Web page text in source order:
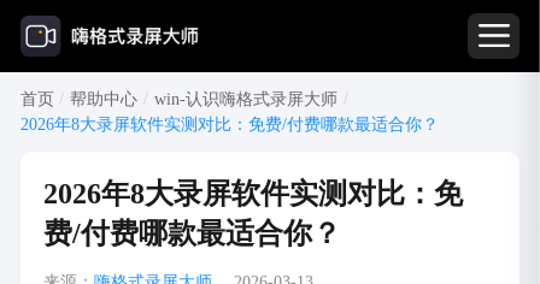
首页 / 帮助中心 / win-认识嗨格式录屏大师 /
2026年8大录屏软件实测对比：免费/付费哪款最适合你？
2026年8大录屏软件实测对比：免
费/付费哪款最适合你？